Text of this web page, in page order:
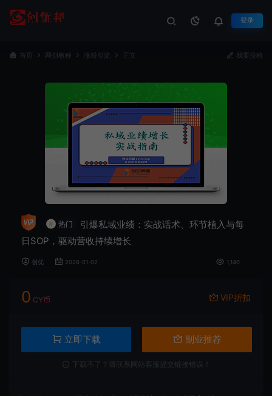
登录
首页 网创教程 涨粉引流 正文 我要投稿
# 热门
引爆私域业绩：实战话术、环节植入与每
日SOP，驱动营收持续增长
创优 2026-01-02 1,140
0 CY币 VIP折扣
立即下载 副业推荐
下载不了？请联系网站客服提交链接错误！